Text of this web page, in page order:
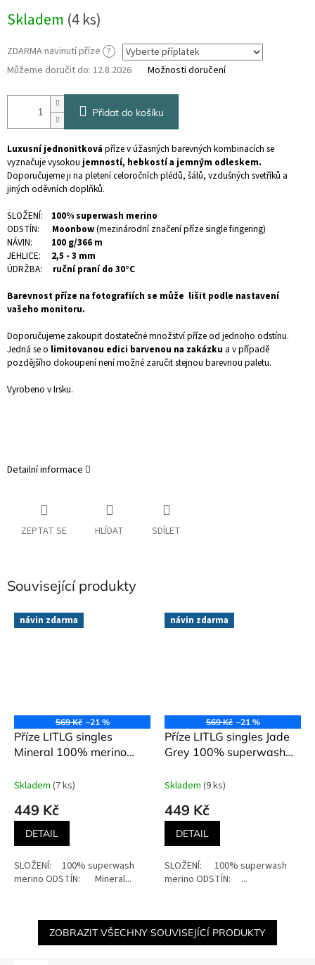
cena:
Skladem (4 ks)
ZDARMA navinutí příze ?
Můžeme doručit do: 12.8.2026 Možnosti doručení
Přidat do košíku
Luxusní jednonitková příze v úžasných barevných kombinacích se
vyznačuje vysokou jemností, hebkostí a jemným odleskem.
Doporučujeme ji na pletení celoročních plédů, šálů, vzdušných svetříků a
jiných oděvních doplňků.
SLOŽENÍ: 100% superwash merino
ODSTÍN: Moonbow(mezinárodní značení příze single fingering)
NÁVIN: 100 g/366 m
JEHLICE:
2,5 - 3 mm
ÚDRŽBA:
ruční praní do 30°C
Barevnost příze na fotografiích se může lišit podle nastavení
vašeho monitoru.
Doporučujeme zakoupit dostatečné množství příze od jednoho odstínu.
Jedná se o limitovanou edici barvenou na zakázku a v případě
pozdějšího dokoupení není možné zaručit stejnou barevnou paletu.
Vyrobeno v Irsku.
Detailní informace
ZEPTAT SE HLÍDAT SDÍLET
Související produkty
návin zdarma
569 Kč –21 %
Příze LITLG singles
Mineral 100% merino
Skladem (7 ks)
449 Kč
DETAIL
SLOŽENÍ: 100% superwash
merino ODSTÍN: Mineral...
návin zdarma
569 Kč –21 %
Příze LITLG singles Jade
Grey 100% superwash
Skladem (9 ks)
449 Kč
DETAIL
SLOŽENÍ: 100% superwash
merino ODSTÍN: ...
ZOBRAZIT VŠECHNY SOUVISEJÍCÍ PRODUKTY